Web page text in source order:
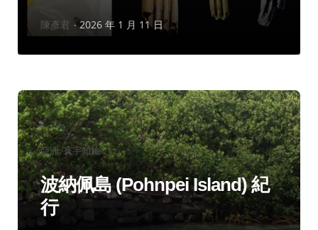
作
者：
陳彥君 2026 年 1 月 11 日
分
類：
亞洲 寰宇知旅
波納佩島 (Pohnpei Island) 紀
行